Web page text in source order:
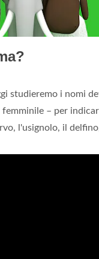
studieremo i nomi
femminile – per
l'usignolo, il